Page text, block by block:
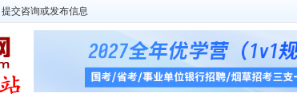
提交咨询或发布信息